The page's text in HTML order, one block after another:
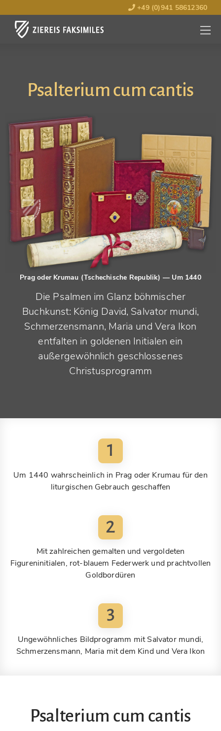
+49 (0)941 58612360
MENÜ
Psalterium cum cantis
Prag oder Krumau (Tschechische Republik) — Um 1440
Die Psalmen im Glanz böhmischer
Buchkunst: König David, Salvator mundi,
Schmerzensmann, Maria und Vera Ikon
entfalten in goldenen Initialen ein
außergewöhnlich geschlossenes
Christusprogramm
1
Um 1440 wahrscheinlich in Prag oder Krumau für den
liturgischen Gebrauch geschaffen
2
Mit zahlreichen gemalten und vergoldeten
Figureninitialen, rot-blauem Federwerk und prachtvollen
Goldbordüren
3
Ungewöhnliches Bildprogramm mit Salvator mundi,
Schmerzensmann, Maria mit dem Kind und Vera Ikon
Psalterium cum cantis